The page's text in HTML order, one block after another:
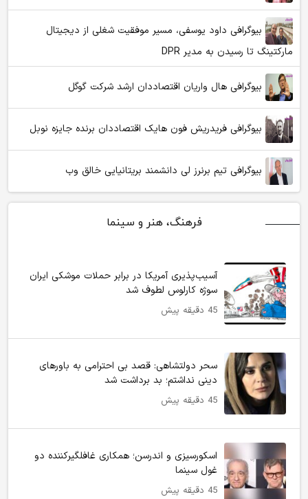
بیوگرافی داود یوسفی، مسیر موفقیت شغلی از دیجیتال
مارکتینگ تا رسیدن به مدیر DPR
بیوگرافی هال واریان اقتصاددان ارشد شرکت گوگل
بیوگرافی فریدریش فون هایک اقتصاددان برنده جایزه نوبل
بیوگرافی تیم برنرز لی دانشمند بریتانیایی خالق وب
فرهنگ، هنر و سینما
آسیب‌پذیری آمریکا در برابر حملات موشکی ایران
سوژه کارلوس لطوف شد
45 دقیقه پیش
سحر دولتشاهی: قصد بی احترامی به باورهای
دینی نداشتم؛ بد برداشت شد
45 دقیقه پیش
اسکورسیزی و اندرسن؛ همکاری غافلگیرکننده دو
غول سینما
45 دقیقه پیش